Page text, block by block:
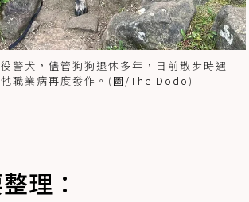
警犬，儘管狗狗退休多年，日前散步時遇
職業病再度發作。(圖/The Dodo)
理：